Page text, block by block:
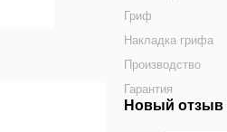
Гриф
Накладка грифа
Производство
Гарантия
Новый отзыв